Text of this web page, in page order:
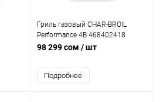
Гриль газовый CHAR-BROIL
Performance 4B 468402418
98 299 сом / шт
Подробнее